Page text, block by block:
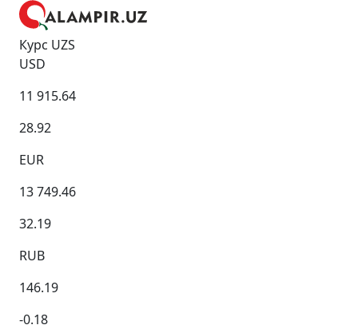
Курс UZS
USD
11 915.64
28.92
EUR
13 749.46
32.19
RUB
146.19
-0.18